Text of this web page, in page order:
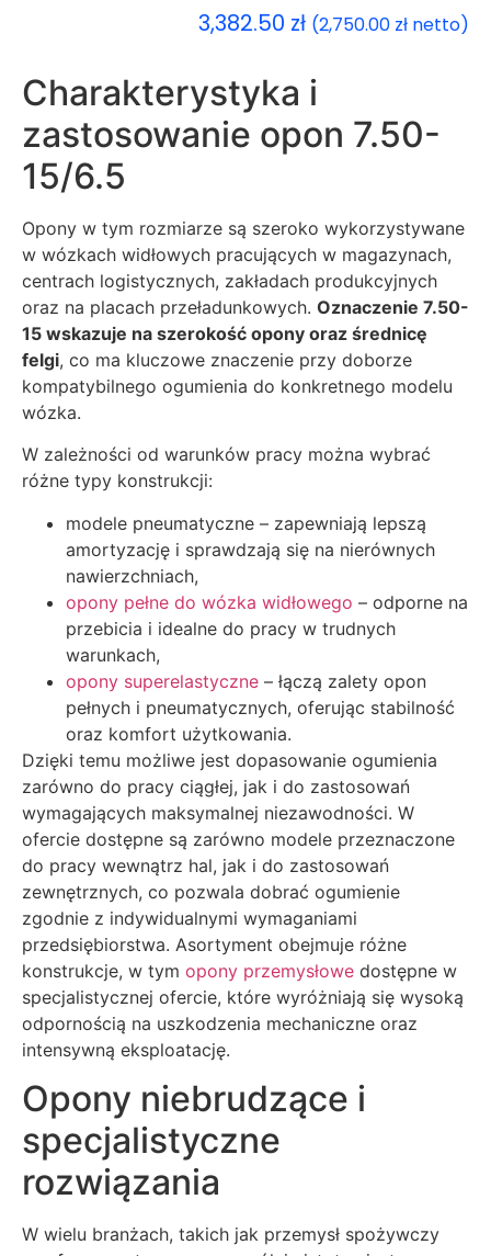
3,382.50 zł (2,750.00 zł netto)
Charakterystyka i
zastosowanie opon 7.50-
15/6.5
Opony w tym rozmiarze są szeroko wykorzystywane
w wózkach widłowych pracujących w magazynach,
centrach logistycznych, zakładach produkcyjnych
oraz na placach przeładunkowych. Oznaczenie 7.50-
15 wskazuje na szerokość opony oraz średnicę
felgi, co ma kluczowe znaczenie przy doborze
kompatybilnego ogumienia do konkretnego modelu
wózka.
W zależności od warunków pracy można wybrać
różne typy konstrukcji:
modele pneumatyczne – zapewniają lepszą
amortyzację i sprawdzają się na nierównych
nawierzchniach,
opony pełne do wózka widłowego – odporne na
przebicia i idealne do pracy w trudnych
warunkach,
opony superelastyczne – łączą zalety opon
pełnych i pneumatycznych, oferując stabilność
oraz komfort użytkowania.
Dzięki temu możliwe jest dopasowanie ogumienia
zarówno do pracy ciągłej, jak i do zastosowań
wymagających maksymalnej niezawodności. W
ofercie dostępne są zarówno modele przeznaczone
do pracy wewnątrz hal, jak i do zastosowań
zewnętrznych, co pozwala dobrać ogumienie
zgodnie z indywidualnymi wymaganiami
przedsiębiorstwa. Asortyment obejmuje różne
konstrukcje, w tym opony przemysłowe dostępne w
specjalistycznej ofercie, które wyróżniają się wysoką
odpornością na uszkodzenia mechaniczne oraz
intensywną eksploatację.
Opony niebrudzące i
specjalistyczne
rozwiązania
W wielu branżach, takich jak przemysł spożywczy